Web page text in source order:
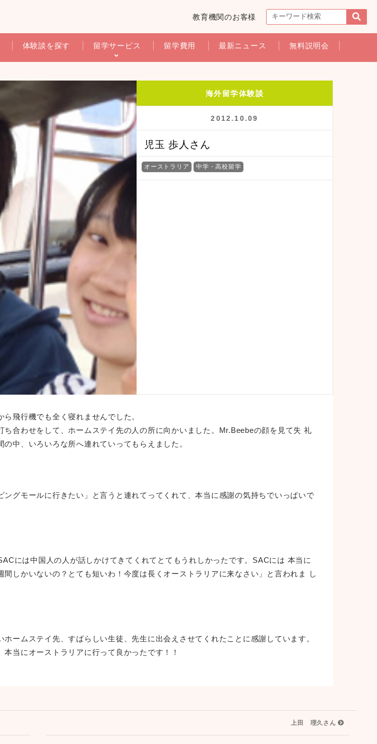
教育機関のお客様
体験談を探す 留学サービス 留学費用 最新ニュース 無料説明会
海外留学体験談
2012.10.09
児玉 歩人さん
オーストラリア 中学・高校留学
飛行機でも全く寝れませんでした。
合わせをして、ホームステイ先の人の所に向かいました。Mr.Beebeの顔を見て失 礼
中、いろいろな所へ連れていってもらえました。
グモールに行きたい」と言うと連れてってくれて、本当に感謝の気持ちでいっぱいで
には中国人の人が話しかけてきてくれてとてもうれしかったです。SACには 本当に
しかいないの？とても短いわ！今度は長くオーストラリアに来なさい」と言われま し
ームステイ先、すばらしい生徒、先生に出会えさせてくれたことに感謝しています。
当にオーストラリアに行って良かったです！！
上田 理久さん